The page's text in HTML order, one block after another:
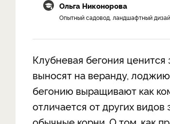
Ольга Никонорова
Опытный садовод, ландшафтный
Клубневая бегония
выносят на веранду,
бегонию выращивают как
отличается от других видов